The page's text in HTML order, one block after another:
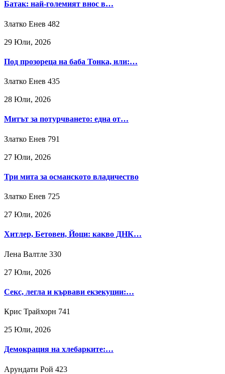
Батак: най-големият внос в…
Златко Енев 482
29 Юли, 2026
Под прозореца на баба Тонка, или:…
Златко Енев 435
28 Юли, 2026
Митът за потурчването: една от…
Златко Енев 791
27 Юли, 2026
Три мита за османското владичество
Златко Енев 725
27 Юли, 2026
Хитлер, Бетовен, Йоци: какво ДНК…
Лена Валтле 330
27 Юли, 2026
Секс, легла и кървави екзекуции:…
Крис Трайхорн 741
25 Юли, 2026
Демокрация на хлебарките:…
Арундати Рой 423